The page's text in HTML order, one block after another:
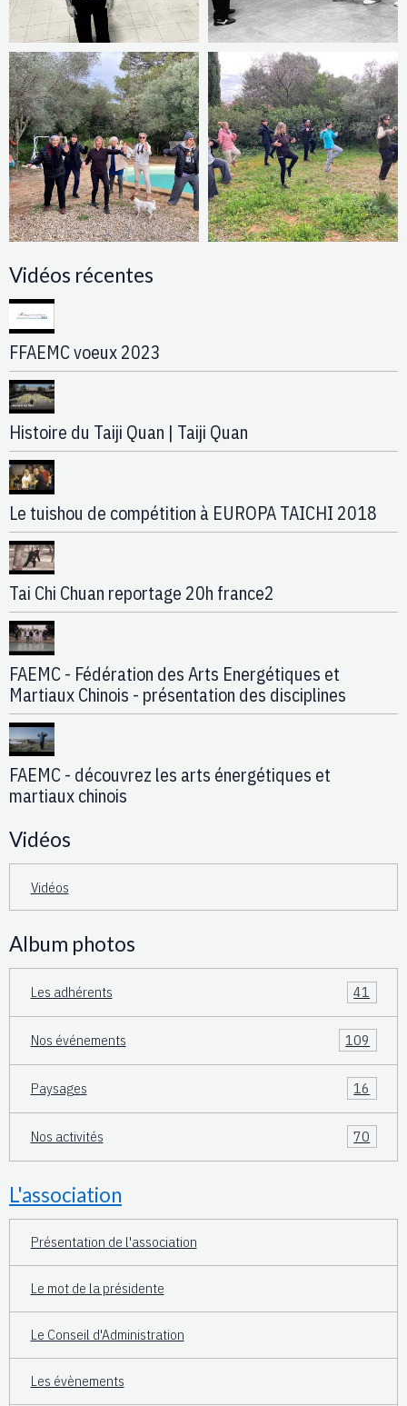
Vidéos récentes
FFAEMC voeux 2023
Histoire du Taiji Quan | Taiji Quan
Le tuishou de compétition à EUROPA TAICHI 2018
Tai Chi Chuan reportage 20h france2
FAEMC - Fédération des Arts Energétiques et
Martiaux Chinois - présentation des disciplines
FAEMC - découvrez les arts énergétiques et
martiaux chinois
Vidéos
Vidéos
Album photos
Les adhérents 41
Nos événements 109
Paysages 16
Nos activités 70
L'association
Présentation de l'association
Le mot de la présidente
Le Conseil d'Administration
Les évènements